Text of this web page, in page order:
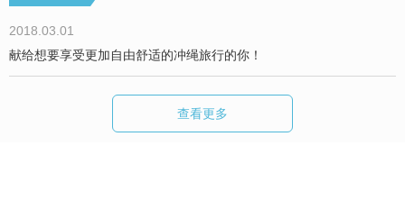
2018.03.01
献给想要享受更加自由舒适的冲绳旅行的你！
查看更多